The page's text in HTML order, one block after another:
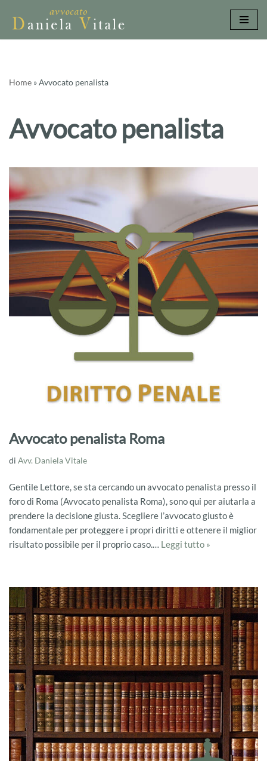
Vai
Home »Avvocato penalista
Avvocato penalista
Avvocato penalista Roma
di Avv. Daniela Vitale
Gentile Lettore, se sta cercando un avvocato penalista presso il
foro di Roma (Avvocato penalista Roma), sono qui per aiutarla a
prendere la decisione giusta. Scegliere l’avvocato giusto è
fondamentale per proteggere i propri diritti e ottenere il miglior
risultato possibile per il proprio caso.… Leggi tutto »